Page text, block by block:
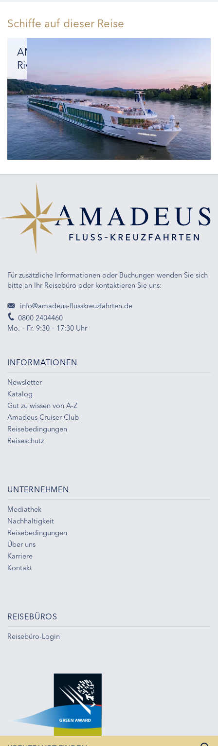
Schiffe auf dieser Reise
AMADEUS
Riva
Grünes
Licht
für
die
Liebe
zum
Für zusätzliche Informationen oder Buchungen wenden Sie sich
bitte an Ihr Reisebüro oder kontaktieren Sie uns:
info@amadeus-flusskreuzfahrten.de
0800 2404460
Mo. – Fr. 9:30 – 17:30 Uhr
INFORMATIONEN
Newsletter
Katalog
Gut zu wissen von A-Z
Amadeus Cruiser Club
Reisebedingungen
Reiseschutz
UNTERNEHMEN
Mediathek
Nachhaltigkeit
Reisebedingungen
Über uns
Karriere
Kontakt
REISEBÜROS
Reisebüro-Login